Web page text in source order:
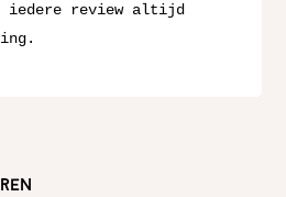
review altijd